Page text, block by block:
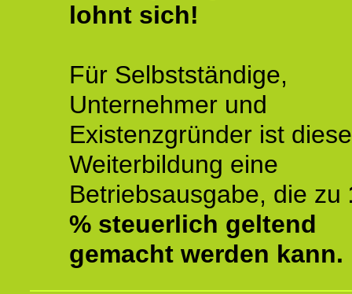
lohnt sich!
Für Selbstständige,
Unternehmer und
Existenzgründer ist diese
Weiterbildung eine
Betriebsausgabe, die zu
% steuerlich geltend
gemacht werden kann.